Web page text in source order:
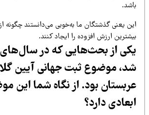
یعنی گذشتگان ما به‌خوبی می‌دانستند چگونه از
ارزش افزوده را ایجاد کنند.
از بحث‌هایی که در سال‌های
موضوع ثبت جهانی آیین
بود. از نگاه شما این
دارد؟